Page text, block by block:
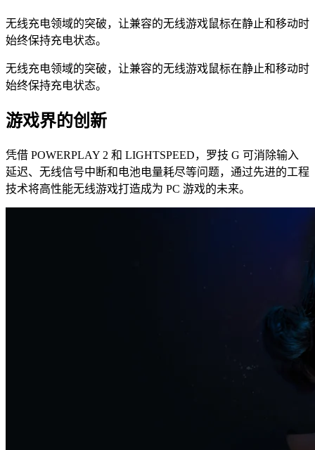
无线充电领域的突破，让兼容的无线游戏鼠标在静止和移动时
始终保持充电状态。
无线充电领域的突破，让兼容的无线游戏鼠标在静止和移动时
始终保持充电状态。
游戏界的创新
凭借 POWERPLAY 2 和 LIGHTSPEED，罗技 G 可消除输入
延迟、无线信号中断和电池电量耗尽等问题，通过先进的工程
技术将高性能无线游戏打造成为 PC 游戏的未来。